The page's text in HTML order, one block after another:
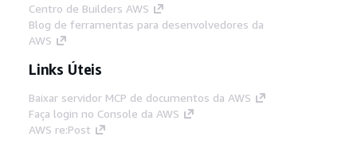
Centro de Builders AWS
Blog de ferramentas para desenvolvedores da
AWS
Links Úteis
Baixar servidor MCP de documentos da AWS
Faça login no Console da AWS
AWS re:Post